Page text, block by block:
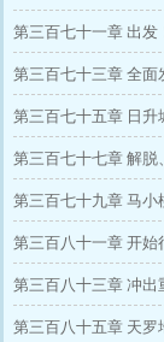
第三百七十一章 出发
第三百七十三章 全面
第三百七十五章 日升
第三百七十七章 解脱
第三百七十九章 马小
第三百八十一章 开始
第三百八十三章 冲出
第三百八十五章 天罗